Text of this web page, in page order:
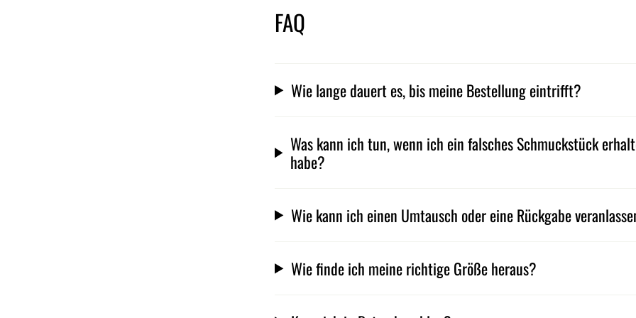
FAQ
Wie lange dauert es, bis meine Bestellung eintrifft?
Was kann ich tun, wenn ich ein falsches Schmuckstück
habe?
Wie kann ich einen Umtausch oder eine Rückgabe
Wie finde ich meine richtige Größe heraus?